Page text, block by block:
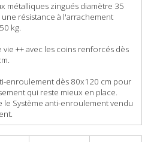
métalliques zingués diamètre 35
résistance à l'arrachement
kg.
vie ++ avec les coins renforcés dès
enroulement dès 80x120 cm pour
qui reste mieux en place.
le Système anti-enroulement vendu